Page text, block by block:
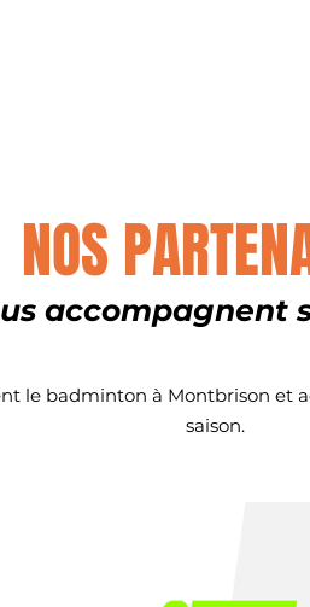
NOS
accompagnent
le badminton à Montbrison et
saison.